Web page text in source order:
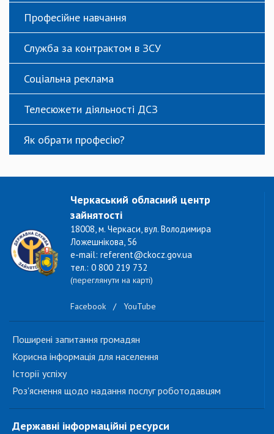
Професійне навчання
Служба за контрактом в ЗСУ
Соціальна реклама
Телесюжети діяльності ДСЗ
Як обрати професію?
Черкаський обласний центр
зайнятості
18008, м. Черкаси, вул. Володимира
Ложешнікова, 56
e-mail: referent@ckocz.gov.ua
тел.: 0 800 219 732
(переглянути на карті)
Facebook / YouTube
Поширені запитання громадян
Корисна інформація для населення
Історії успіху
Роз'яснення щодо надання послуг роботодавцям
Державні інформаційні ресурси